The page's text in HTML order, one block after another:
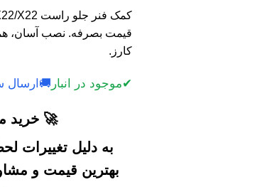
قیمت بصرفه. نصب آسان،
کارز.
✔موجود در انبار 🚚 ارسال
🚀 خرید
به دلیل تغییرات
بهترین قیمت و